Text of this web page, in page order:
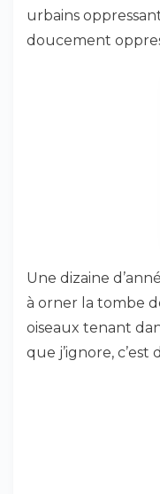
urbains
doucement
Une dizaine
à orner la tombe
oiseaux tenant
que j’ignore,